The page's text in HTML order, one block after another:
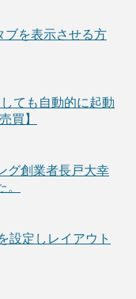
ブを表示させる方
ても自動的に起動
買】
グ創業者長戸大幸
設定しレイアウト